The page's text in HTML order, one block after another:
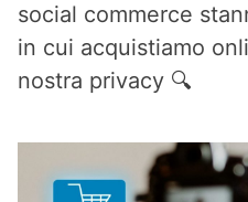
social commerce
in cui acquistiamo
nostra privacy 🔍